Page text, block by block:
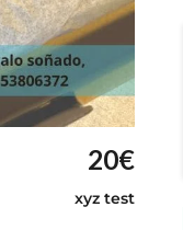
20€
xyz test